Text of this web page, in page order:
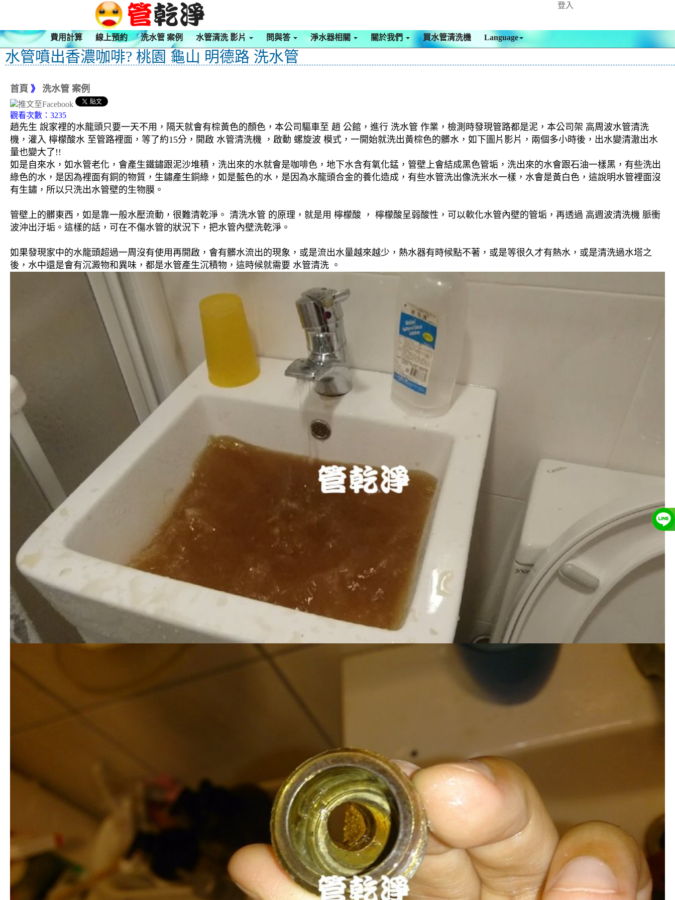
登入
費用計算 線上預約 洗水管 案例 水管清洗 影片 問與答 淨水器相關 關於我們 買水管清洗機 Language
水管噴出香濃咖啡? 桃園 龜山 明德路 洗水管
首頁 》 洗水管 案例
觀看次數：3235
趙先生 說家裡的水龍頭只要一天不用，隔天就會有棕黃色的顏色，本公司驅車至 趙 公館，進行 洗水管 作業，檢測時發現管路都是泥，本公司架 高周波水管清洗
機，灌入 檸檬酸水 至管路裡面，等了約15分，開啟 水管清洗機 ，啟動 螺旋波 模式，一開始就洗出黃棕色的髒水，如下圖片影片，兩個多小時後，出水變清澈出水
量也變大了!!
如是自來水，如水管老化，會產生鐵鏽跟泥沙堆積，洗出來的水就會是咖啡色，地下水含有氧化錳，管壁上會結成黑色管垢，洗出來的水會跟石油一樣黑，有些洗出
綠色的水，是因為裡面有銅的物質，生鏽產生銅綠，如是藍色的水，是因為水龍頭合金的養化造成，有些水管洗出像洗米水一樣，水會是黃白色，這說明水管裡面沒
有生鏽，所以只洗出水管壁的生物膜。
管壁上的髒東西，如是靠一般水壓流動，很難清乾淨。 清洗水管 的原理，就是用 檸檬酸 ， 檸檬酸呈弱酸性，可以軟化水管內壁的管垢，再透過 高週波清洗機 脈衝
波沖出汙垢。這樣的話，可在不傷水管的狀況下，把水管內壁洗乾淨。
如果發現家中的水龍頭超過一周沒有使用再開啟，會有髒水流出的現象，或是流出水量越來越少，熱水器有時候點不著，或是等很久才有熱水，或是清洗過水塔之
後，水中還是會有沉澱物和異味，都是水管產生沉積物，這時候就需要 水管清洗 。